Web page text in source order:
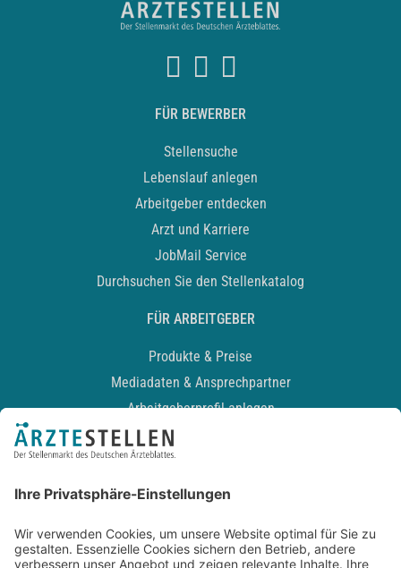
FÜR BEWERBER
Stellensuche
Lebenslauf anlegen
Arbeitgeber entdecken
Arzt und Karriere
JobMail Service
Durchsuchen Sie den Stellenkatalog
FÜR ARBEITGEBER
Produkte & Preise
Mediadaten & Ansprechpartner
Arbeitgeberprofil anlegen
Recruiting-Podcast
Kontakt
Datenschutz